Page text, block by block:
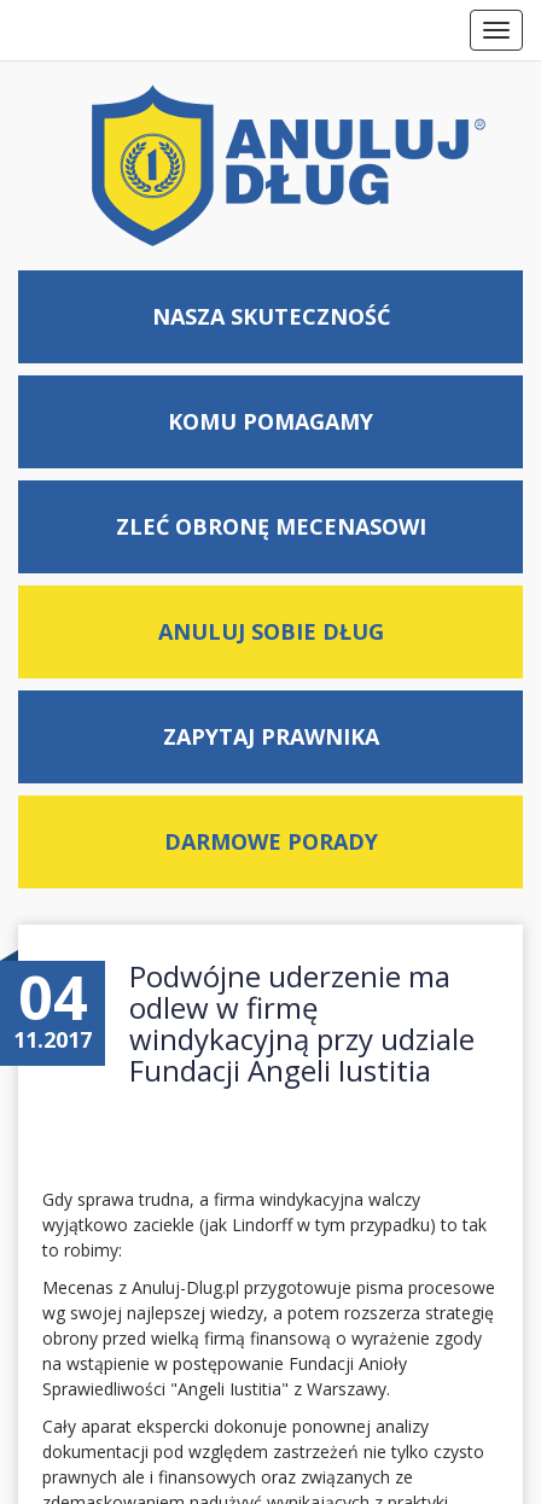
NASZA SKUTECZNOŚĆ
KOMU POMAGAMY
ZLEĆ OBRONĘ MECENASOWI
ANULUJ SOBIE DŁUG
ZAPYTAJ PRAWNIKA
DARMOWE PORADY
04
11.2017
Podwójne uderzenie ma
odlew w firmę
windykacyjną przy udziale
Fundacji Angeli Iustitia
Gdy sprawa trudna, a firma windykacyjna walczy
wyjątkowo zaciekle (jak Lindorff w tym przypadku) to tak
to robimy:
Mecenas z Anuluj-Dlug.pl przygotowuje pisma procesowe
wg swojej najlepszej wiedzy, a potem rozszerza strategię
obrony przed wielką firmą finansową o wyrażenie zgody
na wstąpienie w postępowanie Fundacji Anioły
Sprawiedliwości "Angeli Iustitia" z Warszawy.
Cały aparat ekspercki dokonuje ponownej analizy
dokumentacji pod względem zastrzeżeń nie tylko czysto
prawnych ale i finansowych oraz związanych ze